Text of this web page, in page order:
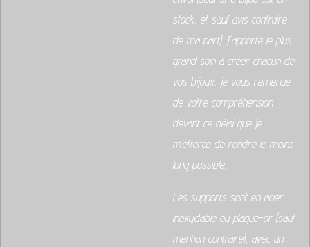
stock, et sauf avis contraire
de ma part). J'apporte le plus
grand soin à créer chacun de
vos bijoux, je vous remercie
de votre compréhension
devant ce délai que je
m’efforce de rendre le moins
long possible.
Les supports sont en acier
inoxydable ou plaqué-or (sauf
mention contraire), avec un